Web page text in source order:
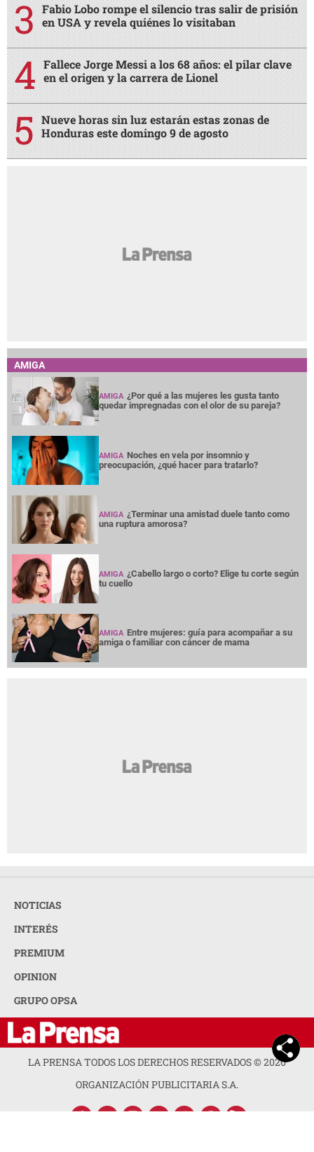
Fabio Lobo rompe el silencio tras salir de prisión
en USA y revela quiénes lo visitaban
Fallece Jorge Messi a los 68 años: el pilar clave
en el origen y la carrera de Lionel
Nueve horas sin luz estarán estas zonas de
Honduras este domingo 9 de agosto
AMIGA
AMIGA ¿Por qué a las mujeres les gusta tanto
quedar impregnadas con el olor de su pareja?
AMIGA Noches en vela por insomnio y
preocupación, ¿qué hacer para tratarlo?
AMIGA ¿Terminar una amistad duele tanto como
una ruptura amorosa?
AMIGA ¿Cabello largo o corto? Elige tu corte según
tu cuello
AMIGA Entre mujeres: guía para acompañar a su
amiga o familiar con cáncer de mama
NOTICIAS
INTERÉS
PREMIUM
OPINION
GRUPO OPSA
LA PRENSA TODOS LOS DERECHOS RESERVADOS ©2026
ORGANIZACIÓN PUBLICITARIA S.A.